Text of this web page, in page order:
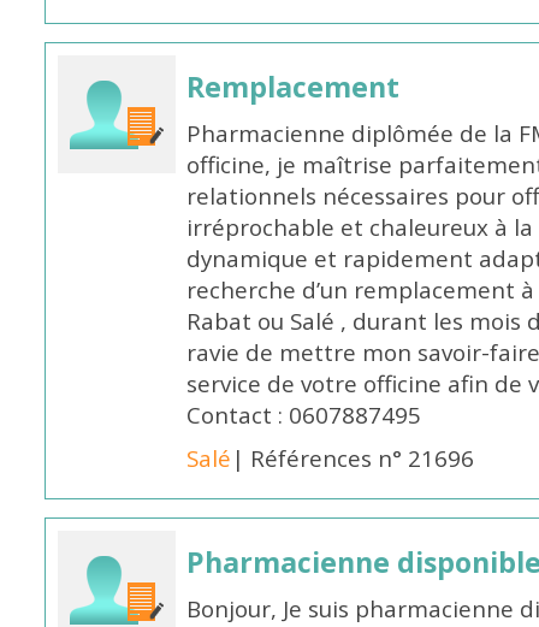
Remplacement
Pharmacienne diplômée de la
officine, je maîtrise
relationnels nécessaires pour
irréprochable et chaleureux à
dynamique et rapidement
recherche d’un remplacement
Rabat ou Salé , durant les mois
ravie de mettre mon savoir-
service de votre officine afin de
Contact : 0607887495
Salé | Références n° 21696
Pharmacienne
Bonjour, Je suis pharmacienne